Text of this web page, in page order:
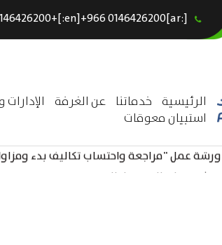
[:ar]966146426200+[:en]+966 0146426200[:]
الرئيسية خدماتنا عن الغرفة
استبيان معوقات
ورشة عمل “مراجعة واحتساب تكاليف بدء
الثقافة – السياحة”
ورشة عمل : العمـــــل الحـــــر